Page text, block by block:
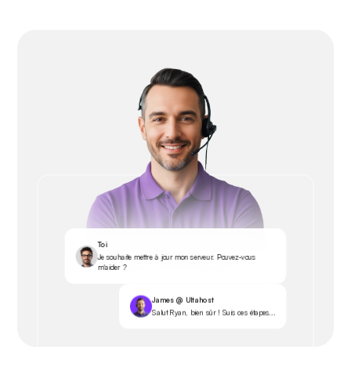
Toi
Je souhaite mettre à jour mon serveur. Pouvez-vous
m'aider ?
James @ Ultahost
Salut Ryan, bien sûr ! Suis ces étapes...